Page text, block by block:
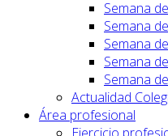
Semana
Semana
Semana
Semana
Semana
Actualidad
Área profesional